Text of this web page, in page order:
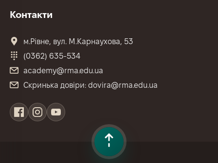
Контакти
м.Рівне, вул. М.Карнаухова, 53
(0362) 635-534
academy@rma.edu.ua
Скринька довіри: dovira@rma.edu.ua